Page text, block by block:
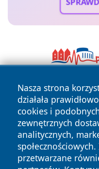
Nasza strona
działała
cookies i
zewnętrznych
analitycznych,
przetwarzane
Copyright © 2026
zastrzeżone.